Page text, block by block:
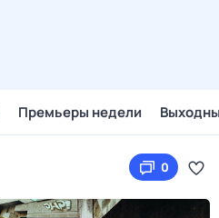
Премьеры недели
0